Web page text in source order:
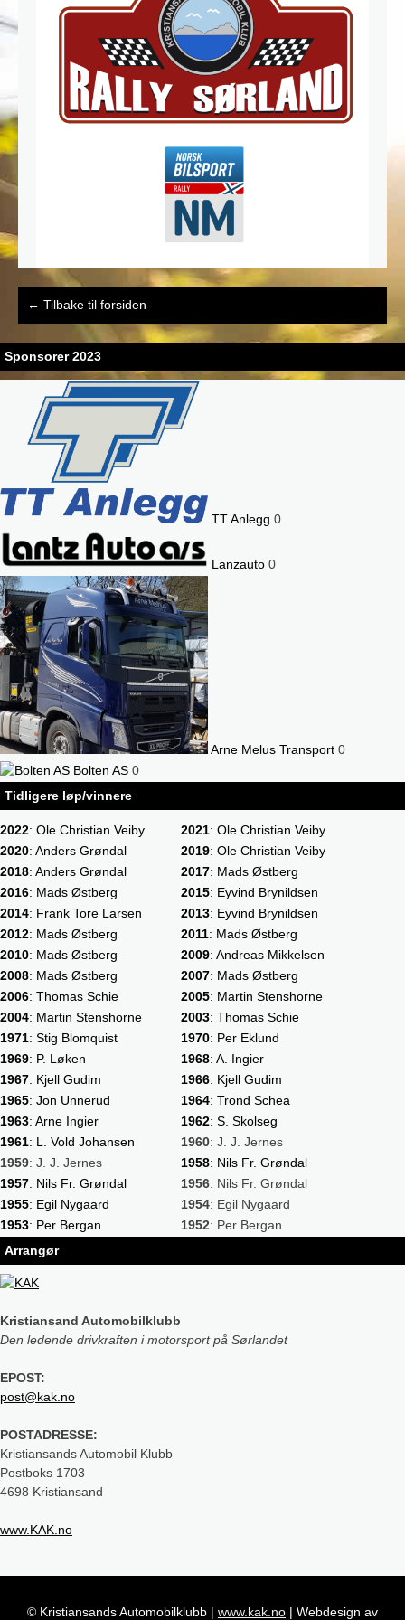
navigation
← Tilbake til forsiden
Sponsorer 2023
TT Anlegg 0
Lanzauto 0
Arne Melus Transport 0
Bolten AS 0
Tidligere løp/vinnere
2022: Ole Christian Veiby 2021: Ole Christian Veiby
2020: Anders Grøndal 2019: Ole Christian Veiby
2018: Anders Grøndal 2017: Mads Østberg
2016: Mads Østberg 2015: Eyvind Brynildsen
2014: Frank Tore Larsen 2013: Eyvind Brynildsen
2012: Mads Østberg 2011: Mads Østberg
2010: Mads Østberg 2009: Andreas Mikkelsen
2008: Mads Østberg 2007: Mads Østberg
2006: Thomas Schie 2005: Martin Stenshorne
2004: Martin Stenshorne 2003: Thomas Schie
1971: Stig Blomquist 1970: Per Eklund
1969: P. Løken 1968: A. Ingier
1967: Kjell Gudim 1966: Kjell Gudim
1965: Jon Unnerud 1964: Trond Schea
1963: Arne Ingier 1962: S. Skolseg
1961: L. Vold Johansen 1960: J. J. Jernes
1959: J. J. Jernes 1958: Nils Fr. Grøndal
1957: Nils Fr. Grøndal 1956: Nils Fr. Grøndal
1955: Egil Nygaard 1954: Egil Nygaard
1953: Per Bergan 1952: Per Bergan
Arrangør
Kristiansand Automobilklubb
Den ledende drivkraften i motorsport på Sørlandet
EPOST:
post@kak.no
POSTADRESSE:
Kristiansands Automobil Klubb
Postboks 1703
4698 Kristiansand
www.KAK.no
© Kristiansands Automobilklubb | www.kak.no | Webdesign av